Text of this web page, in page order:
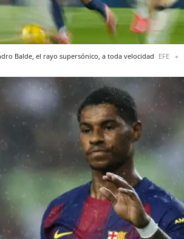
Balde, el rayo supersónico, a toda velocidad EFE